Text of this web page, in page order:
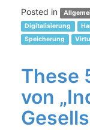
Posted in
Digitalisierung
Speicherung
These
von